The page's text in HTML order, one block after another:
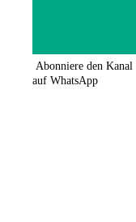
Abonniere den Kanal
auf WhatsApp